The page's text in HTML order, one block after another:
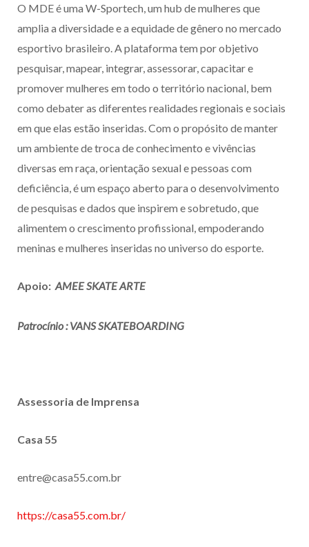
O MDE é uma W-Sportech, um hub de mulheres que
amplia a diversidade e a equidade de gênero no mercado
esportivo brasileiro. A plataforma tem por objetivo
pesquisar, mapear, integrar, assessorar, capacitar e
promover mulheres em todo o território nacional, bem
como debater as diferentes realidades regionais e sociais
em que elas estão inseridas. Com o propósito de manter
um ambiente de troca de conhecimento e vivências
diversas em raça, orientação sexual e pessoas com
deficiência, é um espaço aberto para o desenvolvimento
de pesquisas e dados que inspirem e sobretudo, que
alimentem o crescimento profissional, empoderando
meninas e mulheres inseridas no universo do esporte.
Apoio: AMEE SKATE ARTE
Patrocínio : VANS SKATEBOARDING
Assessoria de Imprensa
Casa 55
entre@casa55.com.br
https://casa55.com.br/